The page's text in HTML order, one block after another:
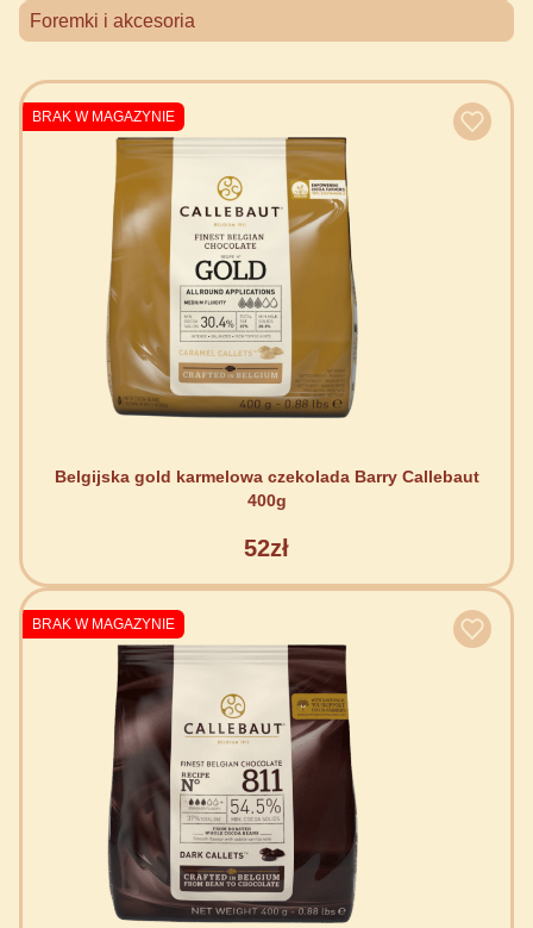
Foremki i akcesoria
BRAK W MAGAZYNIE
Belgijska gold karmelowa czekolada Barry Callebaut
400g
52zł
BRAK W MAGAZYNIE